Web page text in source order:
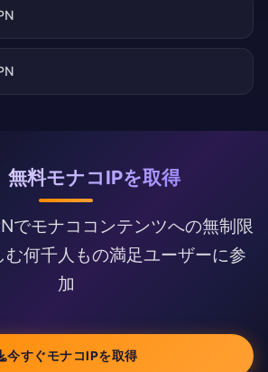
無料モナコIPを取得
でモナココンテンツへの無制限
む何千人もの満足ユーザーに参
加
今すぐモナコIPを取得